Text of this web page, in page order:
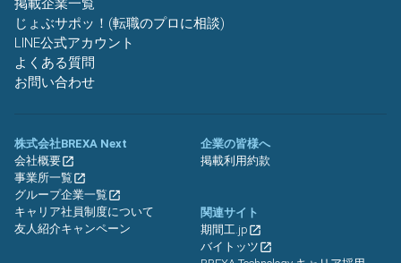
掲載企業一覧
じょぶサポッ！(転職のプロに相談)
LINE公式アカウント
よくある質問
お問い合わせ
株式会社BREXA Next
会社概要
事業所一覧
グループ企業一覧
キャリア社員制度について
友人紹介キャンペーン
企業の皆様へ
掲載利用約款
関連サイト
期間工.jp
バイトッツ